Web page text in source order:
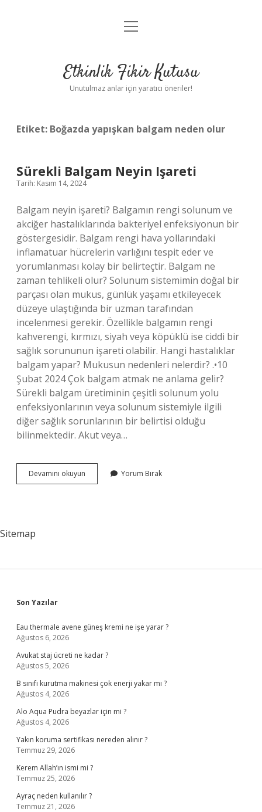
Anasayfa
Yasal Uyarı
menüyü
Etkinlik Fikir Kutusu
Unutulmaz anlar için yaratıcı öneriler!
Etiket: Boğazda yapışkan balgam neden olur
Sürekli Balgam Neyin Işareti
Tarih: Kasım 14, 2024
Balgam neyin işareti? Balgamın rengi solunum ve
akciğer hastalıklarında bakteriyel enfeksiyonun bir
göstergesidir. Balgam rengi hava yollarındaki
inflamatuar hücrelerin varlığını tespit eder ve
yorumlanması kolay bir belirteçtir. Balgam ne
zaman tehlikeli olur? Solunum sistemimin doğal bir
parçası olan mukus, günlük yaşamı etkileyecek
düzeye ulaştığında bir uzman tarafından
incelenmesi gerekir. Özellikle balgamın rengi
kahverengi, kırmızı, siyah veya köpüklü ise ciddi bir
sağlık sorununun işareti olabilir. Hangi hastalıklar
balgam yapar? Mukusun nedenleri nelerdir? .•10
Şubat 2024 Çok balgam atmak ne anlama gelir?
Sürekli balgam üretiminin çeşitli solunum yolu
enfeksiyonlarının veya solunum sistemiyle ilgili
diğer sağlık sorunlarının bir belirtisi olduğu
bilinmektedir. Akut veya…
Devamını okuyun
Balgam
Yorum Bırak
Sitemap
Sidebar
Son Yazılar
Eau thermale avene güneş kremi ne işe yarar ?
Ağustos 6, 2026
Avukat staj ücreti ne kadar ?
Ağustos 5, 2026
B sınıfı kurutma makinesi çok enerji yakar mı ?
Ağustos 4, 2026
Alo Aqua Pudra beyazlar için mi ?
Ağustos 4, 2026
Yakın koruma sertifikası nereden alınır ?
Temmuz 29, 2026
Kerem Allah’ın ismi mi ?
Temmuz 25, 2026
Ayraç neden kullanılır ?
Temmuz 21, 2026